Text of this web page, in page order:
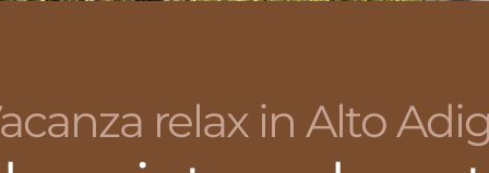
relax in Alto